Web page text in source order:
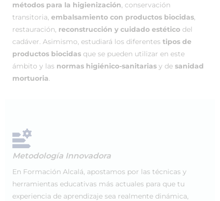
métodos para la higienización, conservación
transitoria, embalsamiento con productos biocidas,
restauración, reconstrucción y cuidado estético del
cadáver. Asimismo, estudiará los diferentes tipos de
productos biocidas que se pueden utilizar en este
ámbito y las normas higiénico-sanitarias y de sanidad
mortuoria.
Metodología Innovadora
En Formación Alcalá, apostamos por las técnicas y
herramientas educativas más actuales para que tu
experiencia de aprendizaje sea realmente dinámica,